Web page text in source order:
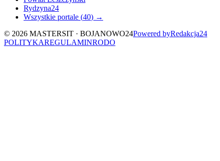
Rydzyna24
Wszystkie portale (40) →
© 2026 MASTERSIT · BOJANOWO24Powered byRedakcja24
POLITYKAREGULAMINRODO